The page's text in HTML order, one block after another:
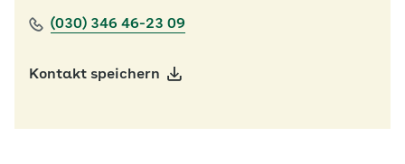
(030) 346 46-23 09
Kontakt speichern